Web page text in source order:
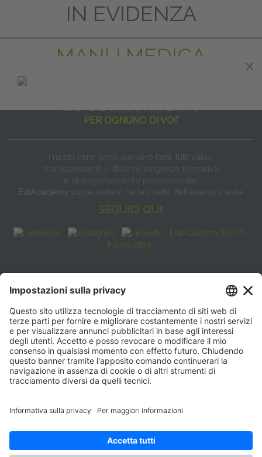
IN EVIDENZA
MANU MEDICA
PER OGNUNO DI VOI"
I nostri corsi sono davvero tanti, tutti validi
ma rispondenti a diverse esigenze formative
e di aggiornamento professionale.
EdiAcademy vuole aiutarvi nella scelta dell’evento ideale
SEGUICI QUI:
EdiAcademy BLOG
Newsletter
FAQ
CONTATTI
EdiAcademy
Sede operativa: V.le E. Forlanini, 21 - 20134, Milano
(+39)0270211274
E-mail:formazione@eenet.it
Sede legale: V.le E. Forlanini, 21 - 20134, Milano
ORARI SEGRETERIA
Lunedì—Giovedì: 08:30–17:30
Venerdì: 08:30–16:00
×